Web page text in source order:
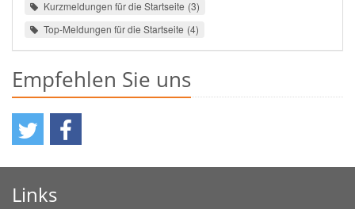
Kurzmeldungen für die Startseite 3
Top-Meldungen für die Startseite 4
Empfehlen Sie uns
Links